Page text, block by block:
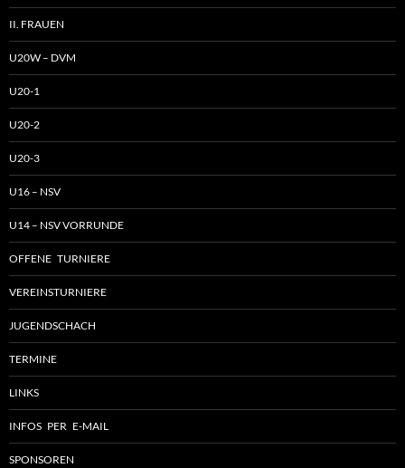
II. FRAUEN
U20W – DVM
U20-1
U20-2
U20-3
U16 – NSV
U14 – NSV VORRUNDE
OFFENE TURNIERE
VEREINSTURNIERE
JUGENDSCHACH
TERMINE
LINKS
INFOS PER E-MAIL
SPONSOREN